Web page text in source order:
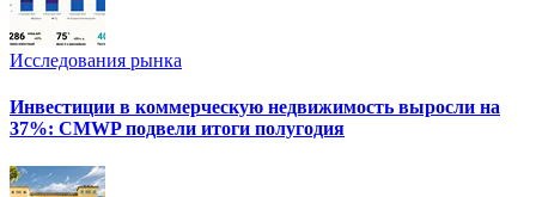
Исследования рынка
Инвестиции в коммерческую недвижимость выросли на
37%: CMWP подвели итоги полугодия